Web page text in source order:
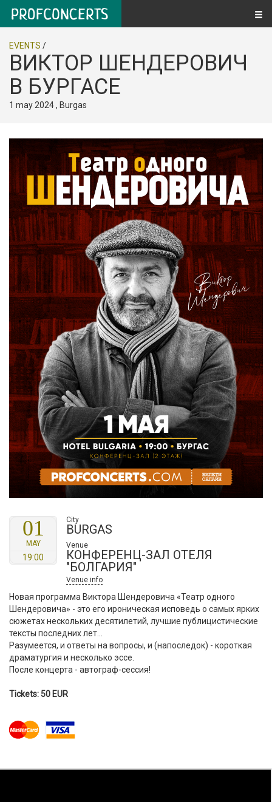
EVENTS /
ВИКТОР ШЕНДЕРОВИЧ
В БУРГАСЕ
1 may 2024 , Burgas
01
MAY
19:00
City
BURGAS
Venue
КОНФЕРЕНЦ-ЗАЛ ОТЕЛЯ
"БОЛГАРИЯ"
Venue info
Новая программа Виктора Шендеровича «Театр одного
Шендеровича» - это его ироническая исповедь о самых ярких
сюжетах нескольких десятилетий, лучшие публицистические
тексты последних лет...
Разумеется, и ответы на вопросы, и (напоследок) - короткая
драматургия и несколько эссе.
После концерта - автограф-сессия!
Tickets: 50 EUR